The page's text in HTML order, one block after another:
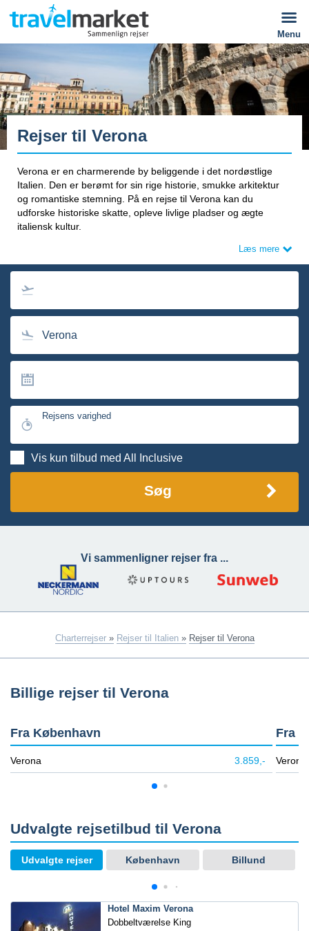
Menu
Rejser til Verona
Verona er en charmerende by beliggende i det nordøstlige
Italien. Den er berømt for sin rige historie, smukke arkitektur
og romantiske stemning. På en rejse til Verona kan du
udforske historiske skatte, opleve livlige pladser og ægte
italiensk kultur.
Læs mere
Søg også rejser med afrejse fra Norge og Sverige:
Verona
Rejsens varighed
Vis kun tilbud med All Inclusive
Søg
Vi sammenligner rejser fra ...
Charterrejser » Rejser til Italien » Rejser til Verona
Billige rejser til Verona
Fra København
Verona 3.859,-
Fra
Verona
Udvalgte rejsetilbud til Verona
Udvalgte rejser København Billund
Hotel Maxim Verona
Dobbeltværelse King